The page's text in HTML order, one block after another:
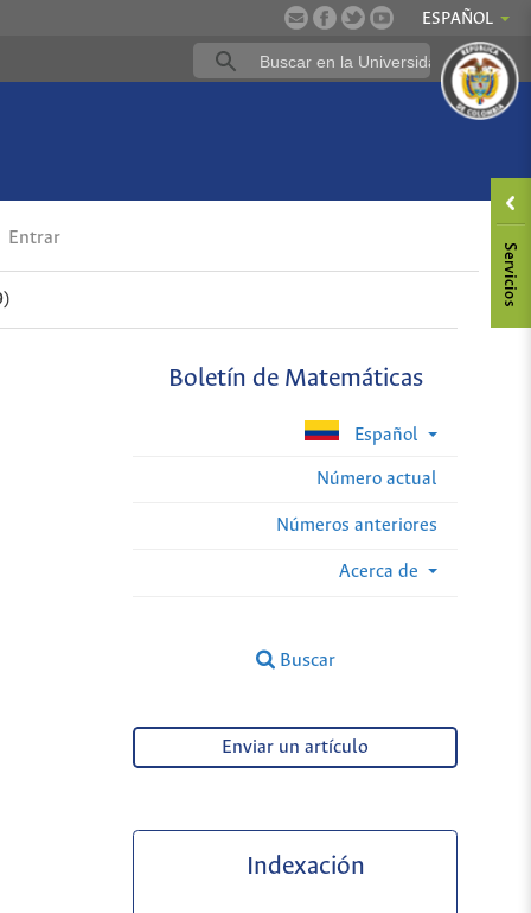
ESPAÑOL
Entrar
Boletín de Matemáticas
Español
Número actual
Números anteriores
Acerca de
Buscar
Enviar un artículo
Indexación